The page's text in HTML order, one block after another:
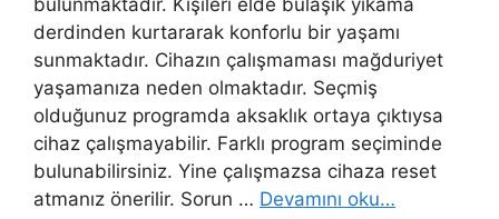
bulunmaktadır. Kişileri elde bulaşık yıkama
derdinden kurtararak konforlu bir yaşamı
sunmaktadır. Cihazın çalışmaması mağduriyet
yaşamanıza neden olmaktadır. Seçmiş
olduğunuz programda aksaklık ortaya çıktıysa
cihaz çalışmayabilir. Farklı program seçiminde
bulunabilirsiniz. Yine çalışmazsa cihaza reset
atmanız önerilir. Sorun … Devamını oku…